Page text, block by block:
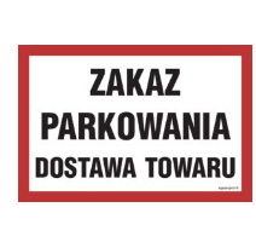
68,74 zł